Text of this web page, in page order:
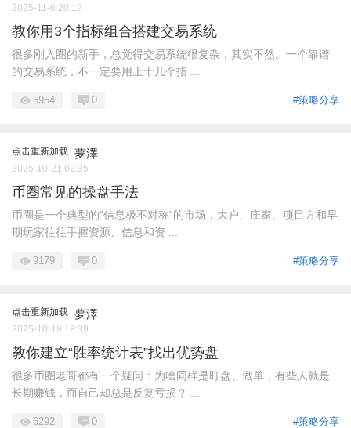
2025-11-6 20:12
教你用3个指标组合搭建交易系统
很多刚入圈的新手，总觉得交易系统很复杂，其实不然。一个靠谱
的交易系统，不一定要用上十几个指 ...
#策略分享
5954 0
点击重新加载 夢澤
2025-10-21 02:35
币圈常见的操盘手法
币圈是一个典型的“信息极不对称”的市场，大户、庄家、项目方和早
期玩家往往手握资源、信息和资 ...
#策略分享
9179 0
点击重新加载 夢澤
2025-10-19 18:39
教你建立“胜率统计表”找出优势盘
很多币圈老哥都有一个疑问：为啥同样是盯盘、做单，有些人就是
长期赚钱，而自己却总是反复亏损？ ...
#策略分享
6292 0